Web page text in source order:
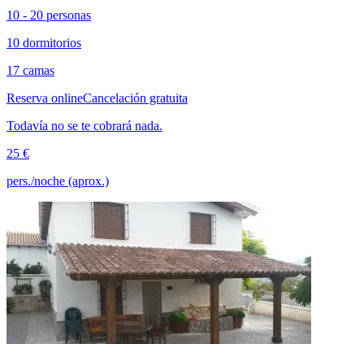
10 - 20 personas
10 dormitorios
17 camas
Reserva onlineCancelación gratuita
Todavía no se te cobrará nada.
25 €
pers./noche (aprox.)